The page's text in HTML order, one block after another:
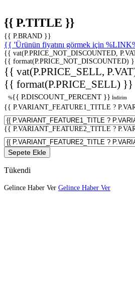
{{ P.TITLE }}
{{ P.BRAND }}
{{ 'Ürünün fiyatını görmek için
{{ vat(P.PRICE_NOT_DISCOUNTED,
{{ format(P.PRICE_NOT_DISCOUNTED)
{{ vat(P.PRICE_SELL,
{{ format(P.PRICE_SELL) }}
%{{ P.DISCOUNT_PERCENT }} İndirim
{{ P.VARIANT_FEATURE1_TITLE ?
{{ P.VARIANT_FEATURE2_TITLE ?
Sepete Ekle
Tükendi
Gelince Haber Ver Gelince Haber Ver